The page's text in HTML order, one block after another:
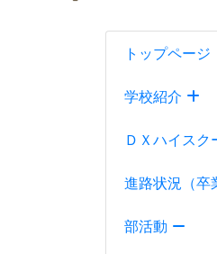
トップページ
学校紹介
ＤＸハイスク
進路状況（卒
部活動